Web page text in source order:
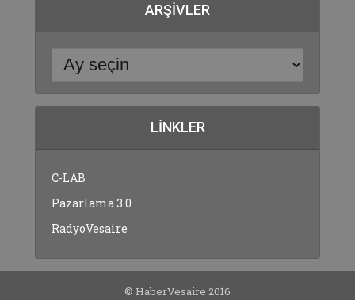
ARŞIVLER
LINKLER
C-LAB
Pazarlama 3.0
RadyoVesaire
© HaberVesaire 2016